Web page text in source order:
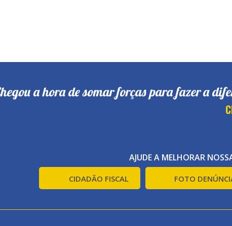
a hora de somar forças para fazer a
AJUDE A MELHORAR
CIDADÃO FISCAL FOTO